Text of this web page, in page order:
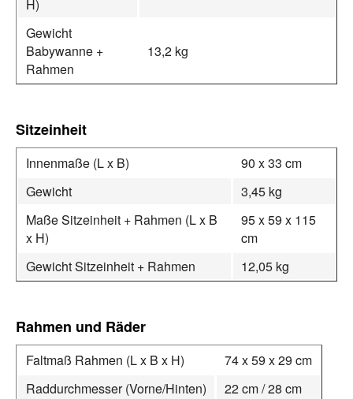
H)
Gewicht
Babywanne +
Rahmen
13,2 kg
Sitzeinheit
Innenmaße (L x B)
90 x 33 cm
Gewicht
3,45 kg
Maße Sitzeinheit + Rahmen (L x B
x H)
95 x 59 x 115
cm
Gewicht Sitzeinheit + Rahmen
12,05 kg
Rahmen und Räder
Faltmaß Rahmen (L x B x H)
74 x 59 x 29 cm
Raddurchmesser (Vorne/Hinten)
22 cm / 28 cm